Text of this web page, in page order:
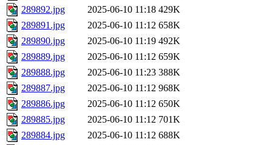
289892.jpg
2025-06-10 11:18 429K
289891.jpg
2025-06-10 11:12 658K
289890.jpg
2025-06-10 11:19 492K
289889.jpg
2025-06-10 11:12 659K
289888.jpg
2025-06-10 11:23 388K
289887.jpg
2025-06-10 11:12 968K
289886.jpg
2025-06-10 11:12 650K
289885.jpg
2025-06-10 11:12 701K
289884.jpg
2025-06-10 11:12 688K